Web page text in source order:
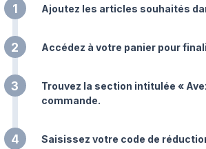
1 Ajoutez les articles souhaités
2 Accédez à votre panier pour
3
Trouvez la section intitulée «
commande.
4 Saisissez votre code de